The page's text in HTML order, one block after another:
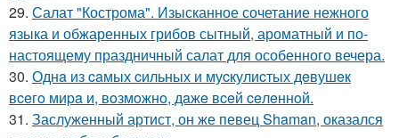
29. Салат "Кострома". Изысканное сочетание нежного
языка и обжаренных грибов сытный, ароматный и по-
настоящему праздничный салат для особенного вечера.
30. Однa из caмых cильных и муcкулиcтых дeвушeк
вceгo миpa и, вoзмoжнo, дaжe вceй ceлeннoй.
31. Заслуженный артист, он же певец Shaman, оказался